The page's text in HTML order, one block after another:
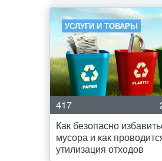
УСЛУГИ И ТОВАРЫ
417
Как безопасно
мусора и как
утилизация отходов